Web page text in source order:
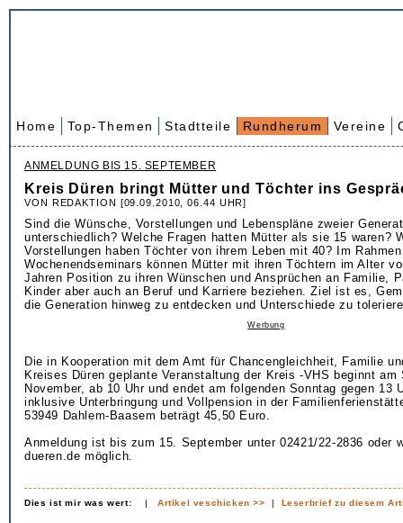
Home Top-Themen Stadtteile Rundherum Vereine
ANMELDUNG BIS 15. SEPTEMBER
Kreis Düren bringt Mütter und Töchter ins
VON REDAKTION [09.09.2010, 06.44 UHR]
Sind die Wünsche, Vorstellungen und Lebenspläne zweier
unterschiedlich? Welche Fragen hatten Mütter als sie 15 waren?
Vorstellungen haben Töchter von ihrem Leben mit 40? Im
Wochenendseminars können Mütter mit ihren Töchtern im Alter
Jahren Position zu ihren Wünschen und Ansprüchen an Familie,
Kinder aber auch an Beruf und Karriere beziehen. Ziel ist es,
die Generation hinweg zu entdecken und Unterschiede zu
Werbung
Die in Kooperation mit dem Amt für Chancengleichheit, Familie
Kreises Düren geplante Veranstaltung der Kreis -VHS beginnt am
November, ab 10 Uhr und endet am folgenden Sonntag gegen 13
inklusive Unterbringung und Vollpension in der
53949 Dahlem-Baasem beträgt 45,50 Euro.
Anmeldung ist bis zum 15. September unter 02421/22-2836 oder
dueren.de möglich.
Dies ist mir was wert: |Artikel veschicken >> | Leserbrief zu diesem